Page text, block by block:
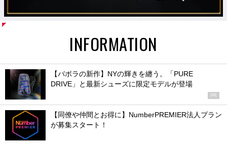
INFORMATION
【バボラの新作】NYの輝きを纏う。「PURE
DRIVE」と最新シューズに限定モデルが登場
PR
【同僚や仲間とお得に】NumberPREMIER法人プラン
が募集スタート！